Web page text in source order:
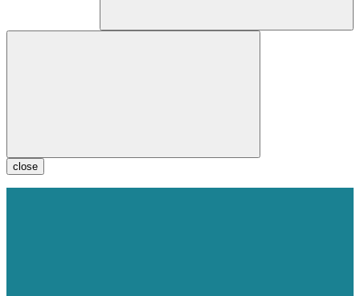
close